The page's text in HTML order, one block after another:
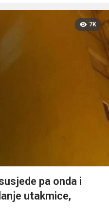
7K
pa onda i
utakmice,